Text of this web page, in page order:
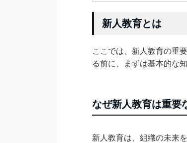
新人教育とは
ここでは、新人教育の重
る前に、まずは基本的な
なぜ新人教育は重要
新人教育は、組織の未来